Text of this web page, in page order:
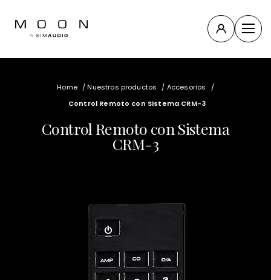
Home / Nuestros productos / Accesorios
/
Control Remoto con Sistema CRM-3
Control Remoto con Sistema
CRM-3
Close
Compass
Collection
North
Collection
productos
Accesorios